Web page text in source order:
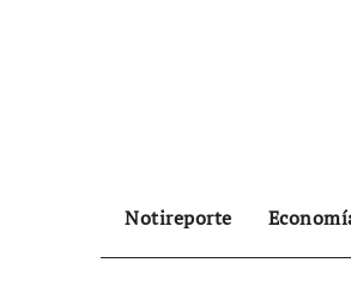
Notireporte